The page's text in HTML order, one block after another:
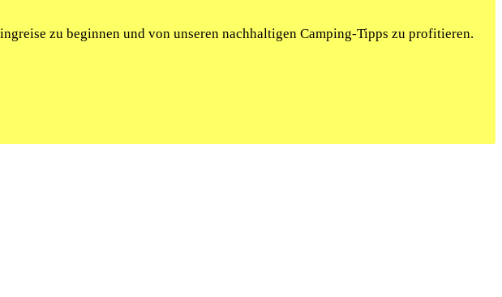
zu beginnen und von unseren nachhaltigen Camping-Tipps zu profitieren.